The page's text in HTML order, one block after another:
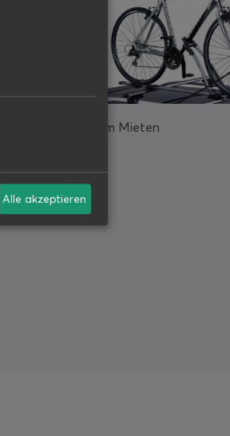
Zubehör zum Mieten
Alle akzeptieren